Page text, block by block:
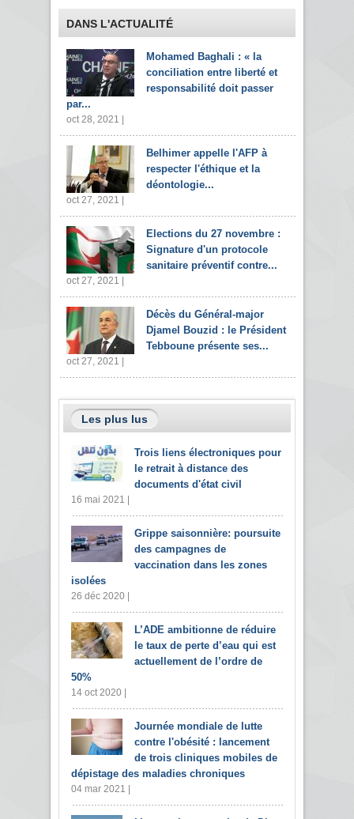
DANS L'ACTUALITÉ
Mohamed Baghali : « la
conciliation entre liberté et
responsabilité doit passer
par...
oct 28, 2021 |
Belhimer appelle l'AFP à
respecter l'éthique et la
déontologie...
oct 27, 2021 |
Elections du 27 novembre :
Signature d'un protocole
sanitaire préventif contre...
oct 27, 2021 |
Décès du Général-major
Djamel Bouzid : le Président
Tebboune présente ses...
oct 27, 2021 |
Les plus lus
Trois liens électroniques pour
le retrait à distance des
documents d'état civil
16 mai 2021 |
Grippe saisonnière: poursuite
des campagnes de
vaccination dans les zones
isolées
26 déc 2020 |
L’ADE ambitionne de réduire
le taux de perte d’eau qui est
actuellement de l’ordre de
50%
14 oct 2020 |
Journée mondiale de lutte
contre l'obésité : lancement
de trois cliniques mobiles de
dépistage des maladies chroniques
04 mar 2021 |